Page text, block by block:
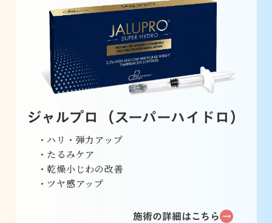
ジャルプロ（スーパーハイドロ）
・ハリ・弾力アップ
・たるみケア
・乾燥小じわの改善
・ツヤ感アップ
施術の詳細はこちら trending_flat